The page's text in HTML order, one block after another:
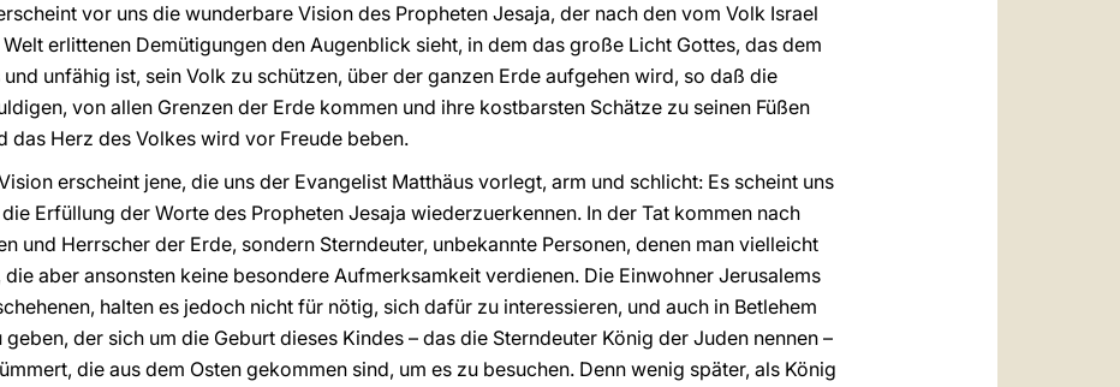
vor uns die wunderbare Vision des Propheten Jesaja, der nach den vom Volk Israel
erlittenen Demütigungen den Augenblick sieht, in dem das große Licht Gottes, das dem
unfähig ist, sein Volk zu schützen, über der ganzen Erde aufgehen wird, so daß die
von allen Grenzen der Erde kommen und ihre kostbarsten Schätze zu seinen Füßen
das Herz des Volkes wird vor Freude beben.
erscheint jene, die uns der Evangelist Matthäus vorlegt, arm und schlicht: Es scheint uns
Erfüllung der Worte des Propheten Jesaja wiederzuerkennen. In der Tat kommen nach
und Herrscher der Erde, sondern Sterndeuter, unbekannte Personen, denen man vielleicht
aber ansonsten keine besondere Aufmerksamkeit verdienen. Die Einwohner Jerusalems
halten es jedoch nicht für nötig, sich dafür zu interessieren, und auch in Betlehem
der sich um die Geburt dieses Kindes – das die Sterndeuter König der Juden nennen –
die aus dem Osten gekommen sind, um es zu besuchen. Denn wenig später, als König